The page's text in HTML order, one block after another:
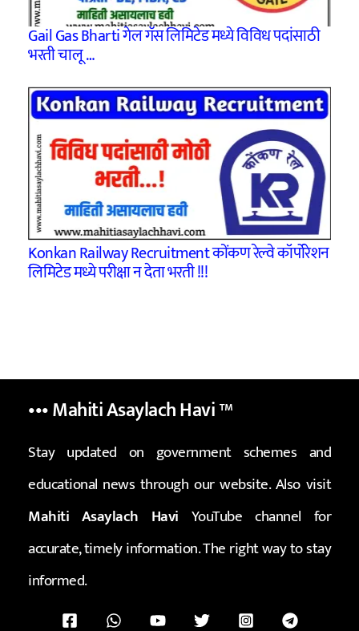
Gail Gas Bharti गेल गॅस लिमिटेड मध्ये विविध पदांसाठी
भरती चालू …
Konkan Railway Recruitment कोंकण रेल्वे कॉर्पोरेशन
लिमिटेड मध्ये परीक्षा न देता भरती !!!
••• Mahiti Asaylach Havi™
Stay updated on government schemes and
educational news through our website. Also visit
Mahiti Asaylach Havi YouTube channel for
accurate, timely information. The right way to stay
informed.